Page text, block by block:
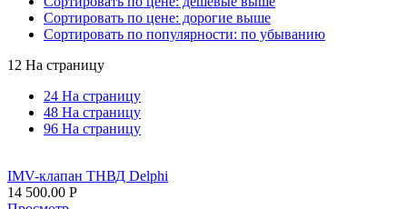
Сортировать по цене: дорогие выше
Сортировать по популярности: по убыванию
12 На страницу
24 На страницу
48 На страницу
96 На страницу
IMV-клапан ТНВД Delphi
14 500.00 Р